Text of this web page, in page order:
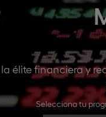
élite financiera y
Selecciona tu